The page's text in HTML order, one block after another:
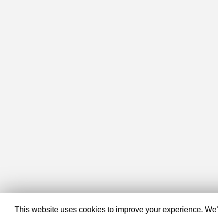
This website uses cookies to improve your experience.